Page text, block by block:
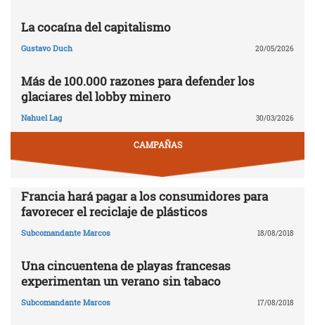
La cocaína del capitalismo
Gustavo Duch 20/05/2026
Más de 100.000 razones para defender los
glaciares del lobby minero
Nahuel Lag 30/03/2026
CAMPAÑAS
Francia hará pagar a los consumidores para
favorecer el reciclaje de plásticos
Subcomandante Marcos 18/08/2018
Una cincuentena de playas francesas
experimentan un verano sin tabaco
Subcomandante Marcos 17/08/2018